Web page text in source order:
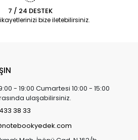
7 / 24 DESTEK
bize iletebilirsiniz.
- 19:00 Cumartesi 10:00 - 15:00
ulaşabilirsiniz.
38 33